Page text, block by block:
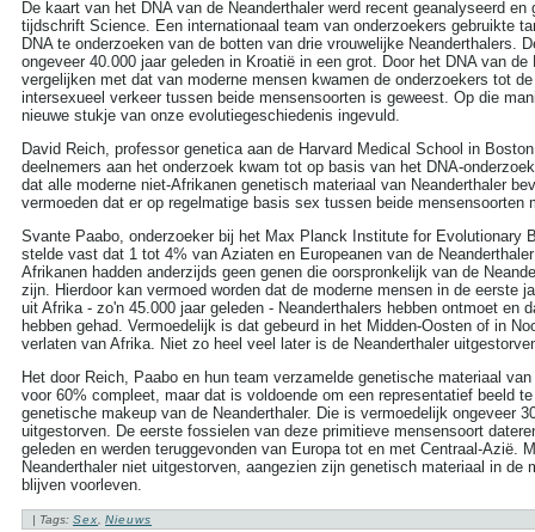
ZOEKEN
Search this site:
De kaart van het DNA van de Neanderthaler werd recent geanalyseerd en
tijdschrift Science. Een internationaal team van onderzoekers gebruikte
DNA te onderzoeken van de botten van drie vrouwelijke Neanderthalers.
ongeveer 40.000 jaar geleden in Kroatië in een grot. Door het DNA van de
vergelijken met dat van moderne mensen kwamen de onderzoekers tot
intersexueel verkeer tussen beide mensensoorten is geweest. Op die
nieuwe stukje van onze evolutiegeschiedenis ingevuld.
David Reich, professor genetica aan de Harvard Medical School in
deelnemers aan het onderzoek kwam tot op basis van het DNA-
dat alle moderne niet-Afrikanen genetisch materiaal van Neanderthaler
vermoeden dat er op regelmatige basis sex tussen beide mensensoorten
Svante Paabo, onderzoeker bij het Max Planck Institute for Evolutionary
stelde vast dat 1 tot 4% van Aziaten en Europeanen van de
Afrikanen hadden anderzijds geen genen die oorspronkelijk van de
zijn. Hierdoor kan vermoed worden dat de moderne mensen in de eerste
uit Afrika - zo'n 45.000 jaar geleden - Neanderthalers hebben ontmoet en
hebben gehad. Vermoedelijk is dat gebeurd in het Midden-Oosten of in
verlaten van Afrika. Niet zo heel veel later is de Neanderthaler
Het door Reich, Paabo en hun team verzamelde genetische materiaal
voor 60% compleet, maar dat is voldoende om een representatief beeld
genetische makeup van de Neanderthaler. Die is vermoedelijk ongeveer
uitgestorven. De eerste fossielen van deze primitieve mensensoort
geleden en werden teruggevonden van Europa tot en met Centraal-Azië.
Neanderthaler niet uitgestorven, aangezien zijn genetisch materiaal in de
blijven voorleven.
| Tags: Sex, Nieuws